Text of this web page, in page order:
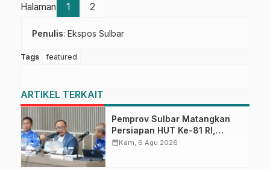
Halaman 1 2
Penulis: Ekspos Sulbar
Tags featured
ARTIKEL TERKAIT
Pemprov Sulbar Matangkan
Persiapan HUT Ke-81 RI,
Puncak Upacara di Lapangan
calendar_monthKam, 6 Agu 2026